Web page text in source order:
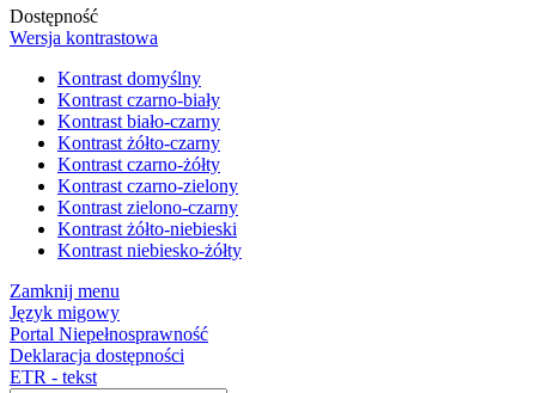
Dostępność
Wersja kontrastowa
Kontrast domyślny
Kontrast czarno-biały
Kontrast biało-czarny
Kontrast żółto-czarny
Kontrast czarno-żółty
Kontrast czarno-zielony
Kontrast zielono-czarny
Kontrast żółto-niebieski
Kontrast niebiesko-żółty
Zamknij menu
Język migowy
Portal Niepełnosprawność
Deklaracja dostępności
ETR - tekst